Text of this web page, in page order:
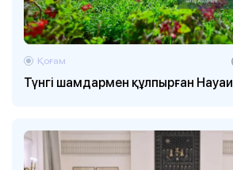
Түнгі шамдармен құлпырған Науаи
Қоғам